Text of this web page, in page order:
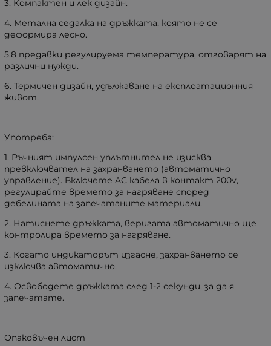
3. Компактен и лек дизайн.
4. Метална седалка на дръжката, която не се
деформира лесно.
5.8 предавки регулируема температура, отговарят на
различни нужди.
6. Термичен дизайн, удължаване на експлоатационния
живот.
Употреба:
1. Ръчният импулсен уплътнител не изисква
превключвател на захранването (автоматично
управление). Включете AC кабела в контакт 200v,
регулирайте времето за нагряване според
дебелината на запечатаните материали.
2. Натиснете дръжката, веригата автоматично ще
контролира времето за нагряване.
3. Когато индикаторът изгасне, захранването се
изключва автоматично.
4. Освободете дръжката след 1-2 секунди, за да я
запечатате.
Опаковъчен лист